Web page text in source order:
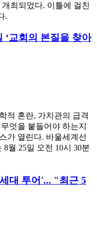
최되었다. 이틀에 걸친
.
‘교회의 본질을 찾아
적 혼란, 가치관의 급격
엇을 붙들어야 하는지
가 열린다. 바울세계선
월 25일 오전 10시 30분
대 투어'... "최근 5